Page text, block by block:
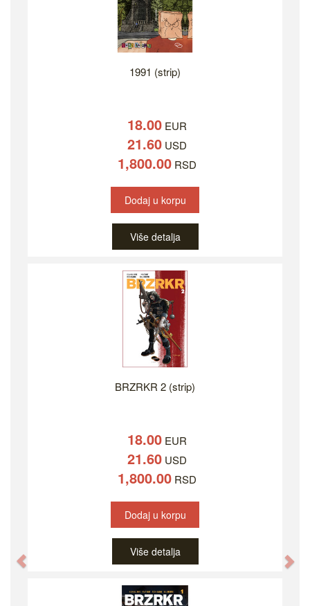
1991 (strip)
18.00EUR
21.60USD
1,800.00RSD
Dodaj u korpu
Više detalja
BRZRKR 2 (strip)
18.00EUR
21.60USD
1,800.00RSD
Dodaj u korpu
Više detalja